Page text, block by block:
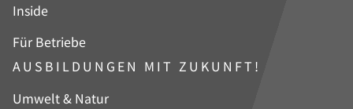
Inside
Für Betriebe
AUSBILDUNGEN MIT ZUKUNFT!
Navigation
Umwelt & Natur